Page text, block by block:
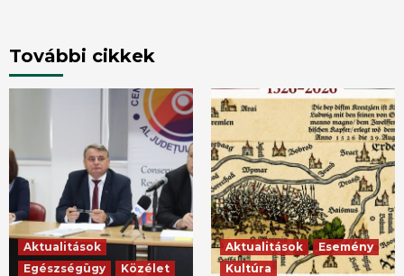
További cikkek
Aktualitások
Egészségügy
Közélet
Aktualitások
Esemény
Kultúra